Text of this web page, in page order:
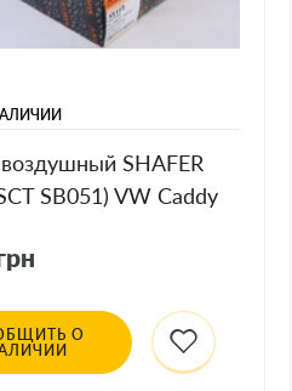
SHAFER
SB051) VW Caddy
О